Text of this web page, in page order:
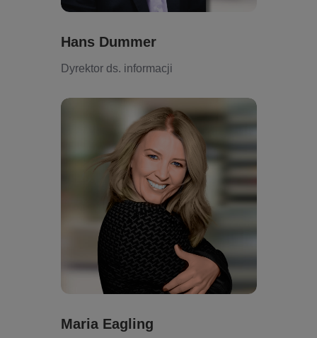
Hans Dummer
Dyrektor ds. informacji
Maria Eagling